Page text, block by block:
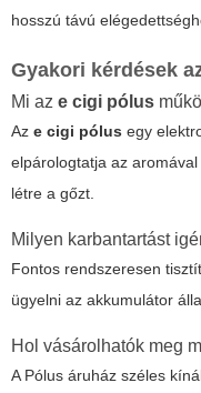
hosszú távú
Gyakori kérdések
Mi az e cigi pólus
Az e cigi pólus egy
elpárologtatja az
létre a gőzt.
Milyen karbantartást
Fontos rendszeresen
ügyelni az akkumulátor
Hol vásárolhatók meg
A Pólus áruház széles